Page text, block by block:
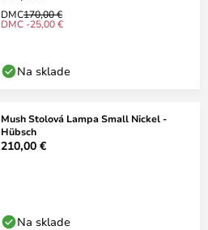
DMC170,00 €
DMC -25,00 €
Na sklade
Mush Stolová Lampa Small Nickel -
Hübsch
210,00 €
Na sklade